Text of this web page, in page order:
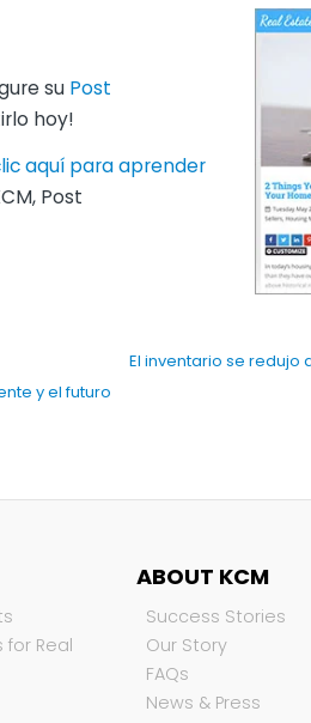
su Post
hoy!
aquí para aprender
Post
y el futuro
El inventario se
Real
ABOUT KCM
Success Stories
Our Story
FAQs
News & Press